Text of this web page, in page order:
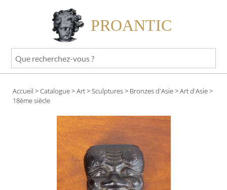
PROANTIC
Que
recherchez-
?
Accueil >Catalogue>Art>Sculptures> Bronzes d'Asie>Art d'Asie>
18ème siècle